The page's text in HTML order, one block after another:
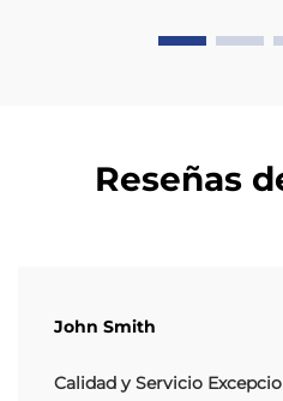
Reseñas
John Smith
Calidad y Servicio